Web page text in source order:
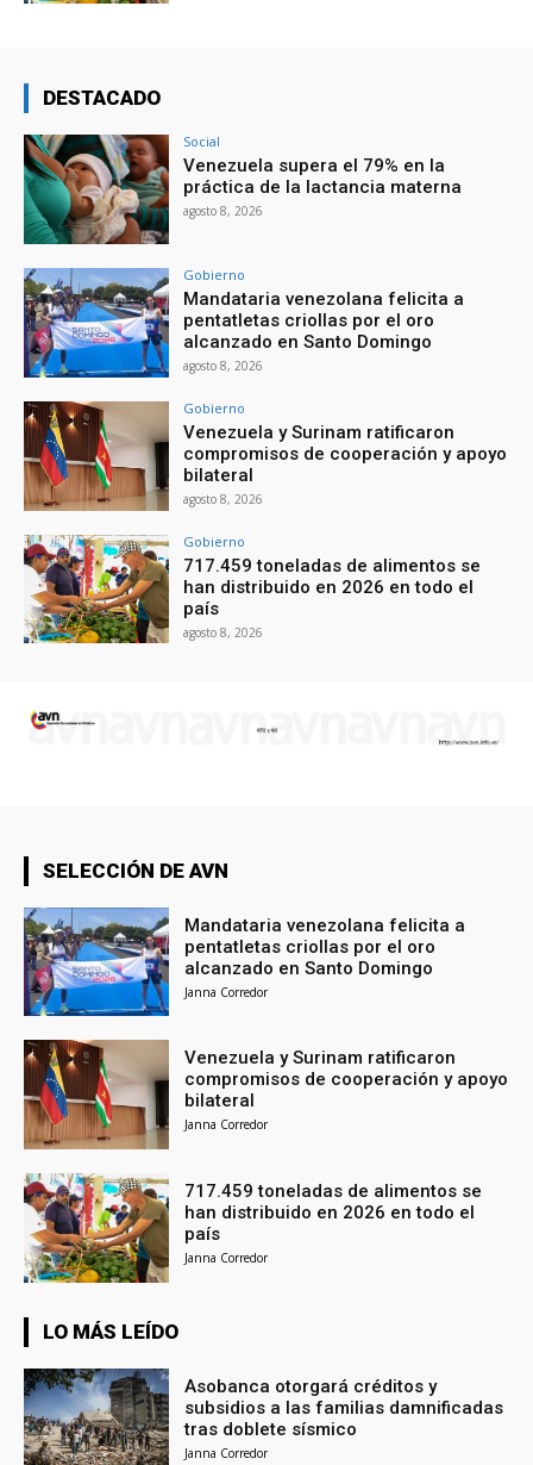
DESTACADO
Social
Venezuela supera el 79% en la
práctica de la lactancia materna
agosto 8, 2026
Gobierno
Mandataria venezolana felicita a
pentatletas criollas por el oro
alcanzado en Santo Domingo
agosto 8, 2026
Gobierno
Venezuela y Surinam ratificaron
compromisos de cooperación y apoyo
bilateral
agosto 8, 2026
Gobierno
717.459 toneladas de alimentos se
han distribuido en 2026 en todo el
país
agosto 8, 2026
SELECCIÓN DE AVN
Mandataria venezolana felicita a
pentatletas criollas por el oro
alcanzado en Santo Domingo
Janna Corredor
Venezuela y Surinam ratificaron
compromisos de cooperación y apoyo
bilateral
Janna Corredor
717.459 toneladas de alimentos se
han distribuido en 2026 en todo el
país
Janna Corredor
LO MÁS LEÍDO
Asobanca otorgará créditos y
subsidios a las familias damnificadas
tras doblete sísmico
Janna Corredor